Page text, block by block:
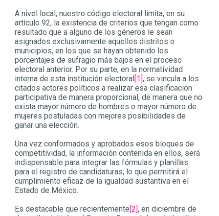
A nivel local, nuestro código electoral limita, en su
artículo 92, la existencia de criterios que tengan como
resultado que a alguno de los géneros le sean
asignados exclusivamente aquellos distritos o
municipios, en los que se hayan obtenido los
porcentajes de sufragio más bajos en el proceso
electoral anterior. Por su parte, en la normatividad
interna de esta institución electoral[1], se vincula a los
citados actores políticos a realizar esa clasificación
participativa de manera proporcional, de manera que no
exista mayor número de hombres o mayor número de
mujeres postuladas con mejores posibilidades de
ganar una elección.
Una vez conformados y aprobados esos bloques de
competitividad, la información contenida en ellos, será
indispensable para integrar las fórmulas y planillas
para el registro de candidaturas; lo que permitirá el
cumplimiento eficaz de la igualdad sustantiva en el
Estado de México.
Es destacable que recientemente[2], en diciembre de